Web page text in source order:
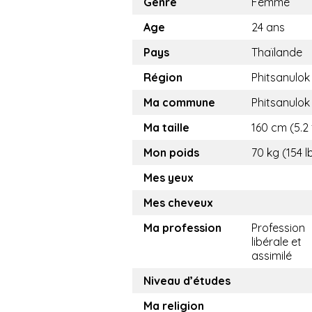
Age
24 ans
Pays
Thaïlande
Région
Phitsanulok
Ma commune
Phitsanulok
Ma taille
160 cm
Mon poids
70 kg (154
Mes yeux
Mes cheveux
Ma profession
Profession
libérale et
assimilé
Niveau d’études
Ma religion